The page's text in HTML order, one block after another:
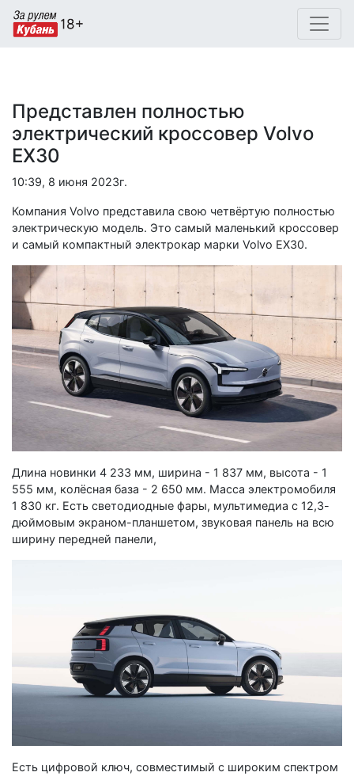
Представлен полностью
электрический кроссовер Volvo
EX30
10:39, 8 июня 2023г.
Компания Volvo представила свою четвёртую полностью
электрическую модель. Это самый маленький кроссовер
и самый компактный электрокар марки Volvo EX30.
Длина новинки 4 233 мм, ширина - 1 837 мм, высота - 1
555 мм, колёсная база - 2 650 мм. Масса электромобиля
1 830 кг. Есть светодиодные фары, мультимедиа с 12,3-
дюймовым экраном-планшетом, звуковая панель на всю
ширину передней панели,
Есть цифровой ключ, совместимый с широким спектром